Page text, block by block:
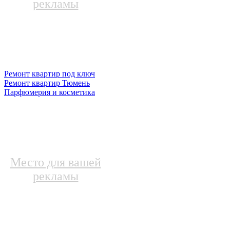
рекламы
Ремонт квартир под ключ
Ремонт квартир Тюмень
Парфюмерия и косметика
Место для вашей
рекламы